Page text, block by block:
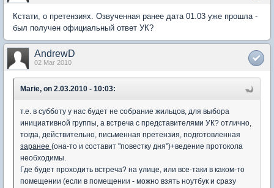
Кстати, о претензиях. Озвученная ранее дата 01.03 уже прошла -
был получен официальный ответ УК?
AndrewD
02 Mar 2010
Marie, on 2.03.2010 - 10:03:
т.е. в субботу у нас будет не собрание жильцов, для выбора
инициативной группы, а встреча с представителями УК? отлично,
тогда, действительно, письменная претензия, подготовленная
заранее (она-то и составит "повестку дня")+ведение протокола
необходимы.
Где будет проходить встреча? на улице, или все-таки в каком-то
помещении (если в помещении - можно взять ноутбук и сразу